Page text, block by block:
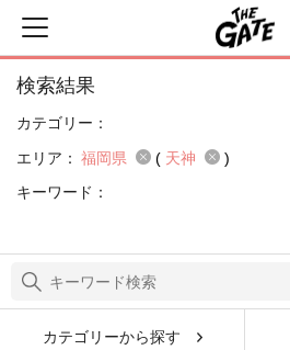
検索結果
カテゴリー：
エリア： 福岡県 ( 天神
)
キーワード：
カテゴリーから探す